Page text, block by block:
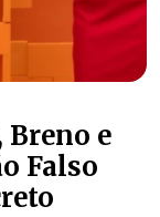
Breno e
Falso